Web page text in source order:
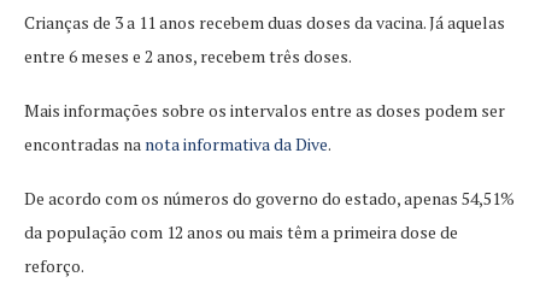
Crianças de 3 a 11 anos recebem duas doses da vacina. Já aquelas
entre 6 meses e 2 anos, recebem três doses.
Mais informações sobre os intervalos entre as doses podem ser
encontradas na nota informativa da Dive.
De acordo com os números do governo do estado, apenas 54,51%
da população com 12 anos ou mais têm a primeira dose de
reforço.